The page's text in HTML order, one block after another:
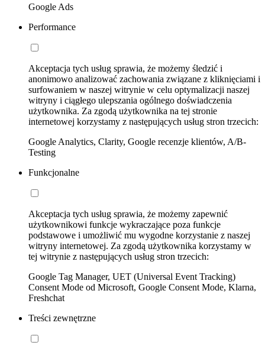
Google Ads
Performance
Akceptacja tych usług sprawia, że możemy śledzić i
anonimowo analizować zachowania związane z kliknięciami i
surfowaniem w naszej witrynie w celu optymalizacji naszej
witryny i ciągłego ulepszania ogólnego doświadczenia
użytkownika. Za zgodą użytkownika na tej stronie
internetowej korzystamy z następujących usług stron trzecich:
Google Analytics, Clarity, Google recenzje klientów, A/B-
Testing
Funkcjonalne
Akceptacja tych usług sprawia, że możemy zapewnić
użytkownikowi funkcje wykraczające poza funkcje
podstawowe i umożliwić mu wygodne korzystanie z naszej
witryny internetowej. Za zgodą użytkownika korzystamy w
tej witrynie z następujących usług stron trzecich:
Google Tag Manager, UET (Universal Event Tracking)
Consent Mode od Microsoft, Google Consent Mode, Klarna,
Freshchat
Treści zewnętrzne